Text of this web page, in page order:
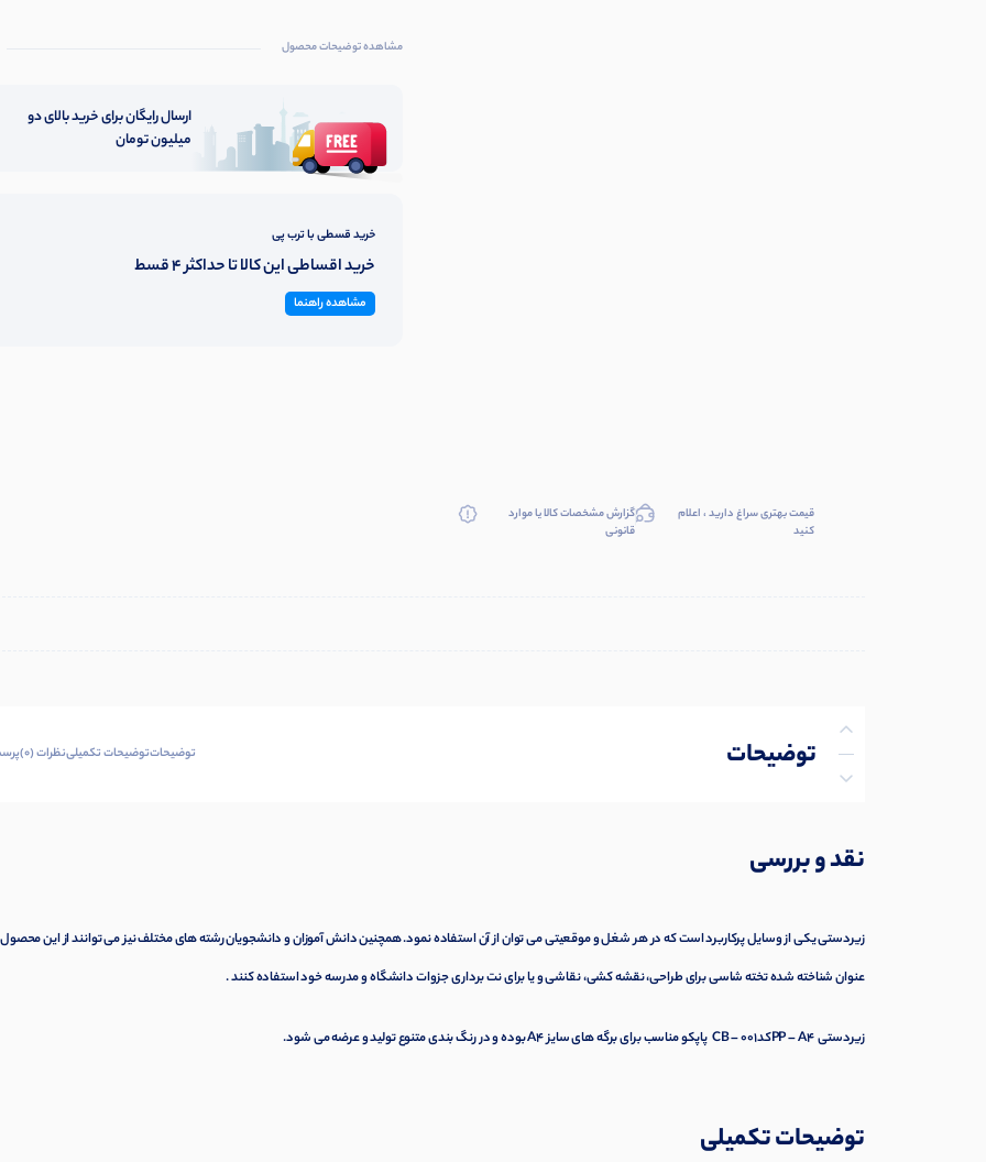
قیمت بهتری سراغ دارید ، اعلام
کنید
گزارش مشخصات کالا یا موارد
قانونی
مشاهده توضیحات محصول
ارسال رایگان برای خرید بالای دو
میلیون تومان
خرید قسطی با ترب پی
خرید اقساطی این کالا تا حداکثر 4 قسط
مشاهده راهنما
توضیحات
نظرات (0)
پرسش‌ها
توضیحاتتوضیحات تکمیلینظرات (0)
نقد و بررسی
زیردستی یکی از وسایل پرکاربرد است که در هر شغل و موقعیتی می توان از آن استفاده نمود. همچنین دانش آموزان و دانشجویان رشته های مختلف نیز می توانند از این
عنوان شناخته شدهتخته شاسیبرای طراحی، نقشه کشی، نقاشی و یا برای نت برداری جزوات دانشگاه و مدرسه خود استفاده کنند .
زیردستی PP – A4کدCB – 001 پاپکو مناسب برای برگه های سایز A4 بوده و در رنگ بندی متنوع تولید و عرضه می شود.
توضیحات تکمیلی